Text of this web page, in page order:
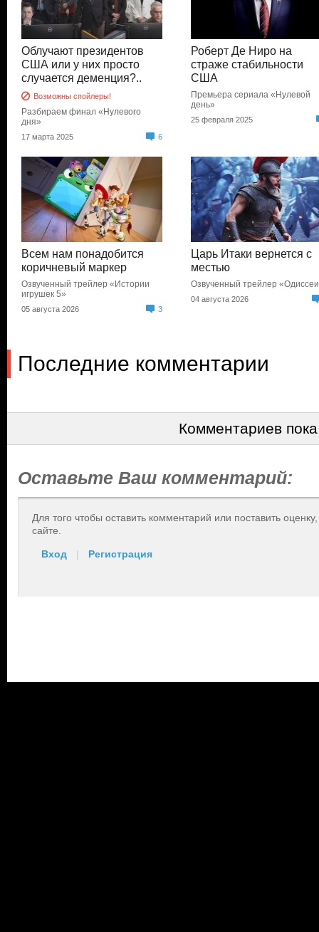
Облучают президентов
США или у них просто
случается деменция?..
Возможны спойлеры!
Разбираем финал «Нулевого
дня»
17 марта 2025 6
Роберт Де Ниро на
страже стабильности
США
Премьера сериала «Нулевой
день»
25 февраля 2025
Всем нам понадобится
коричневый маркер
Озвученный трейлер «Истории
игрушек 5»
05 августа 2026 3
Царь Итаки вернется с
местью
Озвученный трейлер
04 августа 2026
Последние комментарии
Комментариев
Оставьте Ваш комментарий:
Для того чтобы оставить комментарий или поставить
сайте.
Вход | Регистрация